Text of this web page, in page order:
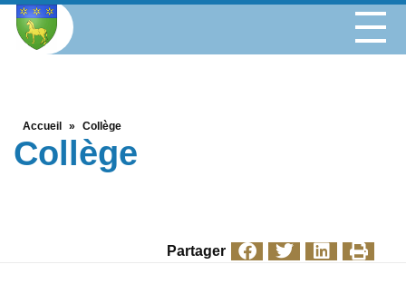
Accueil » Collège
Collège
Partager